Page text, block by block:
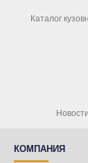
Каталог
КОМПАНИЯ